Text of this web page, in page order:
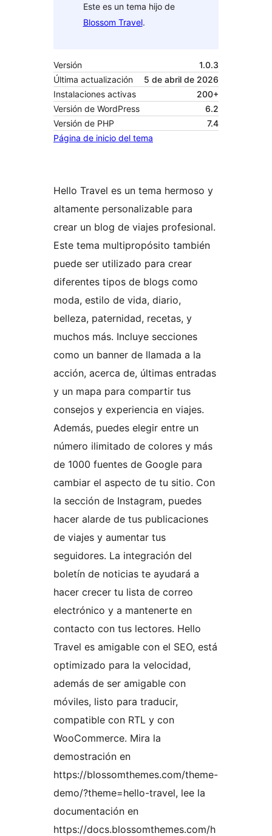
Este es un tema hijo de
Blossom Travel.
Versión
1.0.3
Última actualización
5 de abril de 2026
Instalaciones activas
200+
Versión de WordPress
6.2
Versión de PHP
7.4
Página de inicio del tema
Hello Travel es un tema hermoso y
altamente personalizable para
crear un blog de viajes profesional.
Este tema multipropósito también
puede ser utilizado para crear
diferentes tipos de blogs como
moda, estilo de vida, diario,
belleza, paternidad, recetas, y
muchos más. Incluye secciones
como un banner de llamada a la
acción, acerca de, últimas entradas
y un mapa para compartir tus
consejos y experiencia en viajes.
Además, puedes elegir entre un
número ilimitado de colores y más
de 1000 fuentes de Google para
cambiar el aspecto de tu sitio. Con
la sección de Instagram, puedes
hacer alarde de tus publicaciones
de viajes y aumentar tus
seguidores. La integración del
boletín de noticias te ayudará a
hacer crecer tu lista de correo
electrónico y a mantenerte en
contacto con tus lectores. Hello
Travel es amigable con el SEO, está
optimizado para la velocidad,
además de ser amigable con
móviles, listo para traducir,
compatible con RTL y con
WooCommerce. Mira la
demostración en
https://blossomthemes.com/theme-
demo/?theme=hello-travel, lee la
documentación en
https://docs.blossomthemes.com/h